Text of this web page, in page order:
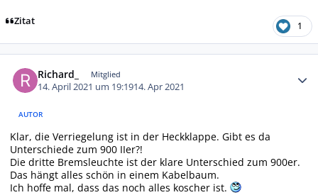
Zitat 1
Richard_ Mitglied
14. April 2021 um 19:1914. Apr 2021
AUTOR
Klar, die Verriegelung ist in der Heckklappe. Gibt es da
Unterschiede zum 900 IIer?!
Die dritte Bremsleuchte ist der klare Unterschied zum 900er.
Das hängt alles schön in einem Kabelbaum.
Ich hoffe mal, dass das noch alles koscher ist.